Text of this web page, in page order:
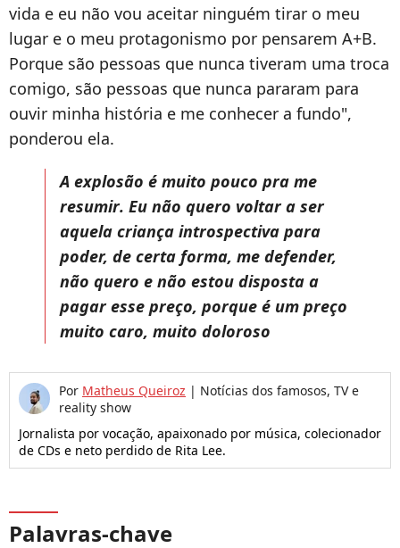
vida e eu não vou aceitar ninguém tirar o meu
lugar e o meu protagonismo por pensarem A+B.
Porque são pessoas que nunca tiveram uma troca
comigo, são pessoas que nunca pararam para
ouvir minha história e me conhecer a fundo",
ponderou ela.
A explosão é muito pouco pra me
resumir. Eu não quero voltar a ser
aquela criança introspectiva para
poder, de certa forma, me defender,
não quero e não estou disposta a
pagar esse preço, porque é um preço
muito caro, muito doloroso
Por Matheus Queiroz | Notícias dos famosos, TV e
reality show
Jornalista por vocação, apaixonado por música, colecionador
de CDs e neto perdido de Rita Lee.
Palavras-chave